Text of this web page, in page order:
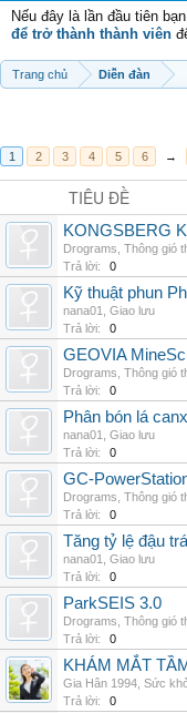
Nếu đây là lần đầu tiên
để trở thành thành viên
Trang chủ Diễn đàn
1 2 3 4 5 6 →
TIÊU ĐỀ
KONGSBERG
Drograms Thông gió
Trả lời:
0
Kỹ thuật phun
nana01
Giao lưu
Trả lời:
0
GEOVIA
Drograms Thông gió
Trả lời:
0
Phân bón lá
nana01
Giao lưu
Trả lời:
0
GC-
Drograms Thông gió
Trả lời:
0
Tăng tỷ lệ đậu
nana01
Giao lưu
Trả lời:
0
ParkSEIS 3.0
Drograms Thông gió
Trả lời:
0
KHÁM MẮT
Gia Hân 1994 Sức
Trả lời:
0